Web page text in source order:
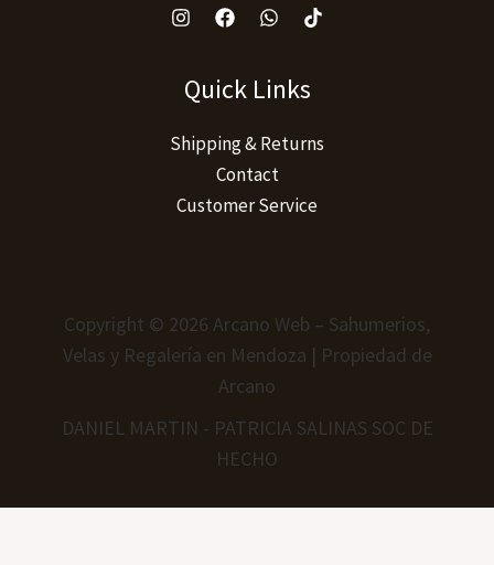
Quick Links
Shipping & Returns
Contact
Customer Service
Copyright © 2026 Arcano Web – Sahumerios,
Velas y Regalería en Mendoza | Propiedad de
Arcano
DANIEL MARTIN - PATRICIA SALINAS SOC DE
HECHO